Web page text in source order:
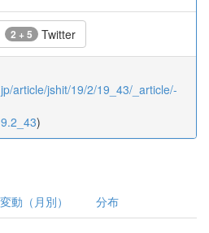
2 + 5 Twitter
article/jshit/19/2/19_43/_article/-
)
変動（月別） 分布